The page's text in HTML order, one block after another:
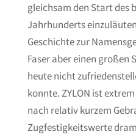
gleichsam den Start des
Jahrhunderts
Geschichte zur
Faser aber einen großen
heute nicht
konnte. ZYLON ist
nach relativ kurzem
Zugfestigkeitswerte